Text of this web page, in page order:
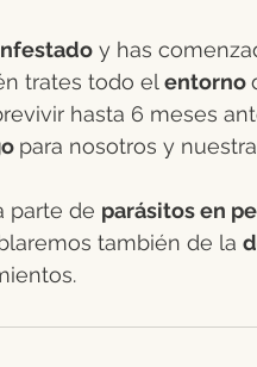
y has
trates todo el entorno
hasta 6 meses
para nosotros y
parte de parásitos en
también de la